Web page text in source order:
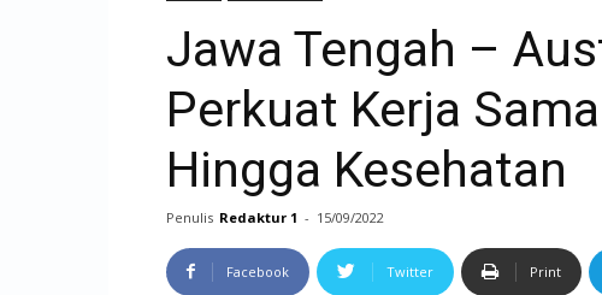
Jawa Tengah –
Perkuat Kerja
Hingga Kesehatan
Penulis Redaktur 1 - 15/09/2022
Facebook Twitter Print